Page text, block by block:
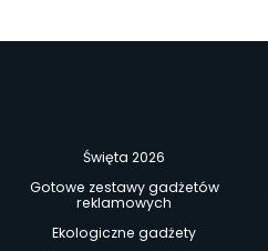
Święta 2026
Gotowe zestawy gadżetów
reklamowych
Ekologiczne gadżety